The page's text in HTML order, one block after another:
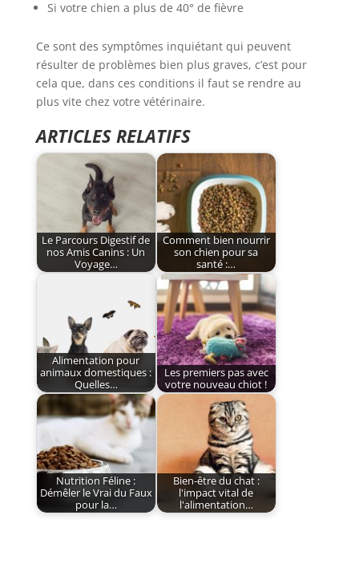
Si votre chien a plus de 40° de fièvre
Ce sont des symptômes inquiétant qui peuvent
résulter de problèmes bien plus graves, c’est pour
cela que, dans ces conditions il faut se rendre au
plus vite chez votre vétérinaire.
ARTICLES RELATIFS
Le Parcours Digestif de
nos Amis Canins : Un
Voyage…
Comment bien nourrir
son chien pour sa
santé :…
Alimentation pour
animaux domestiques :
Quelles…
Les premiers pas avec
votre nouveau chiot !
Nutrition Féline :
Démêler le Vrai du Faux
pour la…
Bien-être du chat :
l'impact vital de
l'alimentation…